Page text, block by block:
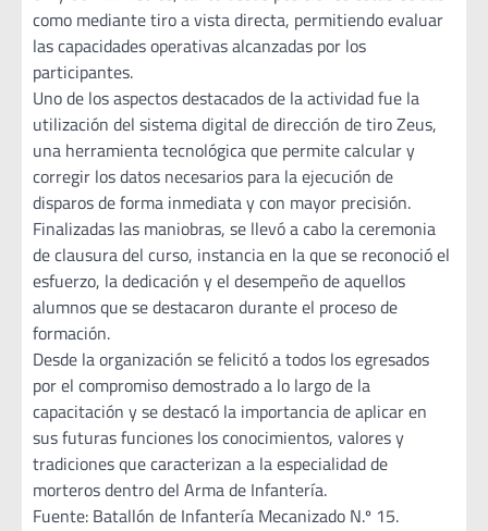
como mediante tiro a vista directa, permitiendo evaluar
las capacidades operativas alcanzadas por los
participantes.
Uno de los aspectos destacados de la actividad fue la
utilización del sistema digital de dirección de tiro Zeus,
una herramienta tecnológica que permite calcular y
corregir los datos necesarios para la ejecución de
disparos de forma inmediata y con mayor precisión.
Finalizadas las maniobras, se llevó a cabo la ceremonia
de clausura del curso, instancia en la que se reconoció el
esfuerzo, la dedicación y el desempeño de aquellos
alumnos que se destacaron durante el proceso de
formación.
Desde la organización se felicitó a todos los egresados
por el compromiso demostrado a lo largo de la
capacitación y se destacó la importancia de aplicar en
sus futuras funciones los conocimientos, valores y
tradiciones que caracterizan a la especialidad de
morteros dentro del Arma de Infantería.
Fuente: Batallón de Infantería Mecanizado N.º 15.